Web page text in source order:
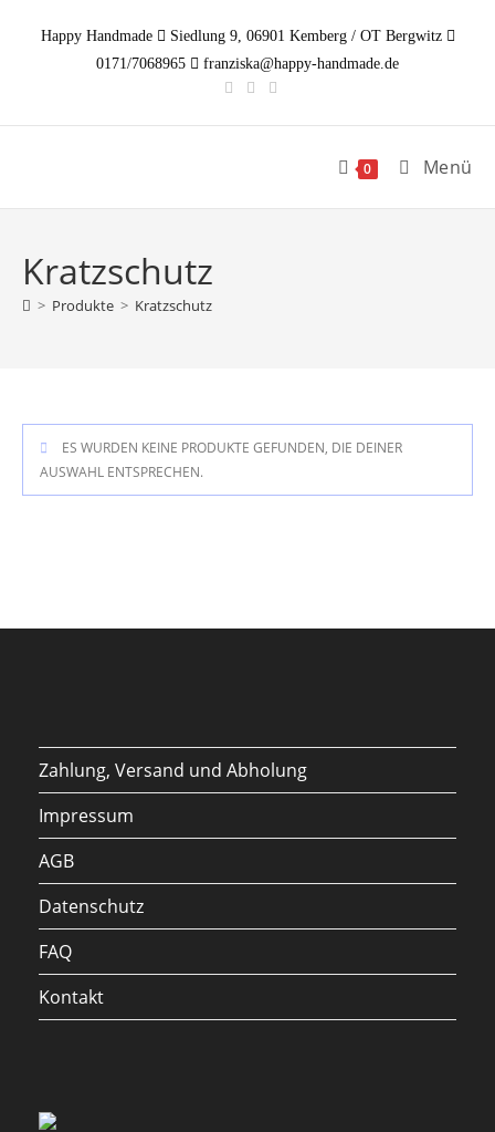
InhaltHappy Handmade
Siedlung 9, 06901 Kemberg / OT Bergwitz
0171/7068965
franziska@happy-handmade.de
0 Menü
Kratzschutz
> Produkte > Kratzschutz
ES WURDEN KEINE PRODUKTE GEFUNDEN, DIE DEINER
AUSWAHL ENTSPRECHEN.
Zahlung, Versand und Abholung
Impressum
AGB
Datenschutz
FAQ
Kontakt